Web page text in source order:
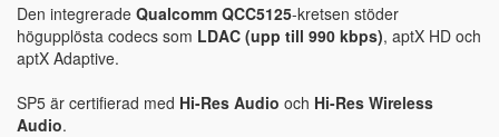
Den integrerade Qualcomm QCC5125-kretsen stöder
högupplösta codecs som LDAC (upp till 990 kbps), aptX HD och
aptX Adaptive.
SP5 är certifierad med Hi-Res Audio och Hi-Res Wireless
Audio.